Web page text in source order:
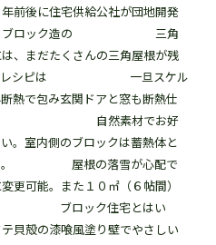
前後に住宅供給公社が団地開発
ートブロック造の 三角
、まだたくさんの三角屋根が残
ノベレシピは 一旦スケル
熱で包み玄関ドアと窓も断熱仕
も内も 自然素材でお好
。室内側のブロックは蓄熱体と
ソ。 屋根の落雪が心配で
更可能。また１０㎡（６帖間）
ブロック住宅とはい
貝殻の漆喰風塗り壁でやさしい